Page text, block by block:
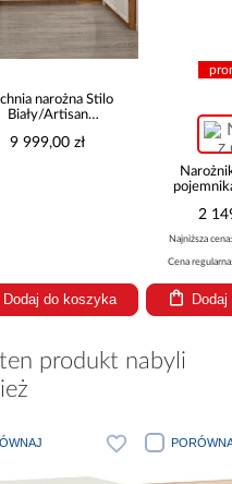
narożna Stilo
Biały/Artisan
9 999,00 zł
Dodaj do koszyka
2
Najniższa
Cena
produkt nabyli
PORÓWNAJ